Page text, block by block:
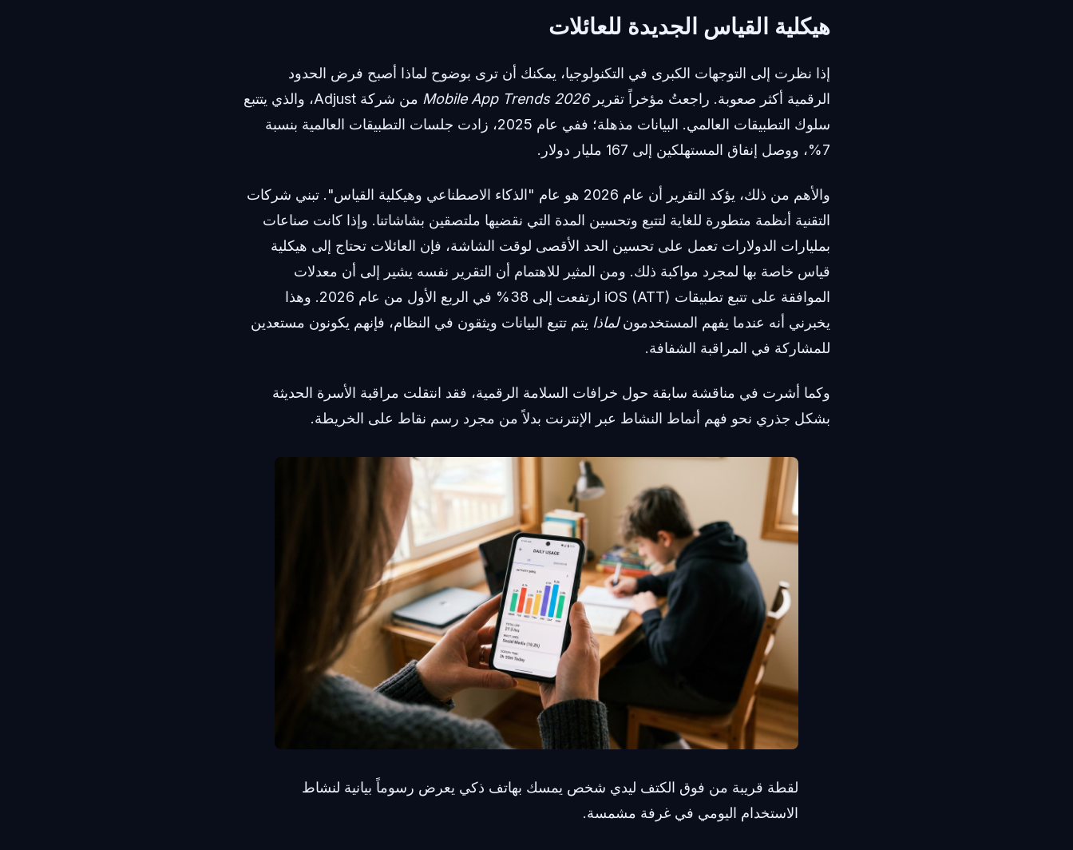
هيكلية القياس الجديدة للعائلات
إذا نظرت إلى التوجهات الكبرى في التكنولوجيا، يمكنك أن ترى بوضوح لماذا أصبح فرض الحدود
الرقمية أكثر صعوبة. راجعتُ مؤخراً تقريرMobile App Trends 2026
من شركة Adjust، والذي يتتبع
سلوك التطبيقات العالمي. البيانات مذهلة؛ ففي عام 2025، زادت جلسات التطبيقات العالمية بنسبة
7%، ووصل إنفاق المستهلكين إلى 167 مليار دولار.
والأهم من ذلك، يؤكد التقرير أن عام 2026 هو عام "الذكاء الاصطناعي وهيكلية القياس". تبني شركات
التقنية أنظمة متطورة للغاية لتتبع وتحسين المدة التي نقضيها ملتصقين بشاشاتنا. وإذا كانت صناعات
بمليارات الدولارات تعمل على تحسين الحد الأقصى لوقت الشاشة، فإن العائلات تحتاج إلى هيكلية
قياس خاصة بها لمجرد مواكبة ذلك. ومن المثير للاهتمام أن التقرير نفسه يشير إلى أن معدلات
الموافقة على تتبع تطبيقات iOS (ATT) ارتفعت إلى 38% في الربع الأول من عام 2026. وهذا
يخبرني أنه عندما يفهم المستخدمونلماذا يتم تتبع البيانات ويثقون في النظام، فإنهم يكونون مستعدين
للمشاركة في المراقبة الشفافة.
وكما أشرت في مناقشة سابقة حول خرافات السلامة الرقمية، فقد انتقلت مراقبة الأسرة الحديثة
بشكل جذري نحو فهم أنماط النشاط عبر الإنترنت بدلاً من مجرد رسم نقاط على الخريطة.
لقطة قريبة من فوق الكتف ليدي شخص يمسك بهاتف ذكي يعرض رسوماً بيانية لنشاط
الاستخدام اليومي في غرفة مشمسة.